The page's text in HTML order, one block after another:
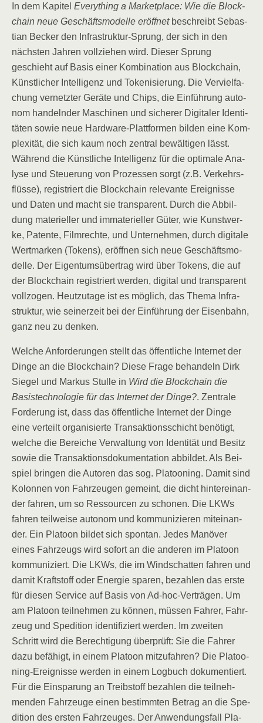
In dem Kapi­tel Ever­y­thing a Mar­ket­place: Wie die Block­
chain neue Geschäfts­mo­del­le eröff­netbeschreibt Sebas­
ti­an Becker den Infra­struk­tur-Sprung, der sich in den
nächs­ten Jah­ren voll­zie­hen wird. Die­ser Sprung
geschieht auf Basis einer Kom­bi­na­ti­on aus Block­chain,
Künst­li­cher Intel­li­genz und Toke­ni­sie­rung. Die Ver­viel­fa­
chung ver­netz­ter Gerä­te und Chips, die Ein­füh­rung auto­
nom han­deln­der Maschi­nen und siche­rer Digi­ta­ler Iden­ti­
tä­ten sowie neue Hard­ware-Platt­for­men bil­den eine Kom­
ple­xi­tät, die sich kaum noch zen­tral bewäl­ti­gen lässt.
Wäh­rend die Künst­li­che Intel­li­genz für die opti­ma­le Ana­
ly­se und Steue­rung von Pro­zes­sen sorgt (z.B. Ver­kehrs­
flüs­se), regis­triert die Block­chain rele­van­te Ereig­nis­se
und Daten und macht sie trans­pa­rent. Durch die Abbil­
dung mate­ri­el­ler und imma­te­ri­el­ler Güter, wie Kunst­wer­
ke, Paten­te, Film­rech­te, und Unter­neh­men, durch digi­ta­le
Wert­mar­ken (Tokens), eröff­nen sich neue Geschäfts­mo­
del­le. Der Eigen­tums­über­trag wird über Tokens, die auf
der Block­chain regis­triert wer­den, digi­tal und trans­pa­rent
voll­zo­gen. Heut­zu­ta­ge ist es mög­lich, das The­ma Infra­
struk­tur, wie sei­ner­zeit bei der Ein­füh­rung der Eisen­bahn,
ganz neu zu denken.
Wel­che Anfor­de­run­gen stellt das öffent­li­che Inter­net der
Din­ge an die Block­chain? Die­se Fra­ge behan­deln Dirk
Sie­gel und Mar­kus Stul­le in Wird die Block­chain die
Basis­tech­no­lo­gie für das Inter­net der Din­ge?. Zen­tra­le
For­de­rung ist, dass das öffent­li­che Inter­net der Din­ge
eine ver­teilt orga­ni­sier­te Trans­ak­ti­ons­schicht benö­tigt,
wel­che die Berei­che Ver­wal­tung von Iden­ti­tät und Besitz
sowie die Trans­ak­ti­ons­do­ku­men­ta­ti­on abbil­det. Als Bei­
spiel brin­gen die Autoren das sog. Pla­too­ning. Damit sind
Kolon­nen von Fahr­zeu­gen gemeint, die dicht hin­ter­ein­an­
der fah­ren, um so Res­sour­cen zu scho­nen. Die LKWs
fah­ren teil­wei­se auto­nom und kom­mu­ni­zie­ren mit­ein­an­
der. Ein Pla­toon bil­det sich spon­tan. Jedes Manö­ver
eines Fahr­zeugs wird sofort an die ande­ren im Pla­toon
kom­mu­ni­ziert. Die LKWs, die im Wind­schat­ten fah­ren und
damit Kraft­stoff oder Ener­gie spa­ren, bezah­len das ers­te
für die­sen Ser­vice auf Basis von Ad-hoc-Ver­trä­gen. Um
am Pla­toon teil­neh­men zu kön­nen, müs­sen Fah­rer, Fahr­
zeug und Spe­di­ti­on iden­ti­fi­ziert wer­den. Im zwei­ten
Schritt wird die Berech­ti­gung über­prüft: Sie die Fah­rer
dazu befä­higt, in einem Pla­toon mit­zu­fah­ren? Die Pla­too­
ning-Ereig­nis­se wer­den in einem Log­buch doku­men­tiert.
Für die Ein­spa­rung an Treib­stoff bezah­len die teil­neh­
men­den Fahr­zeu­ge einen bestimm­ten Betrag an die Spe­
di­ti­on des ers­ten Fahr­zeu­ges. Der Anwen­dungs­fall Pla­